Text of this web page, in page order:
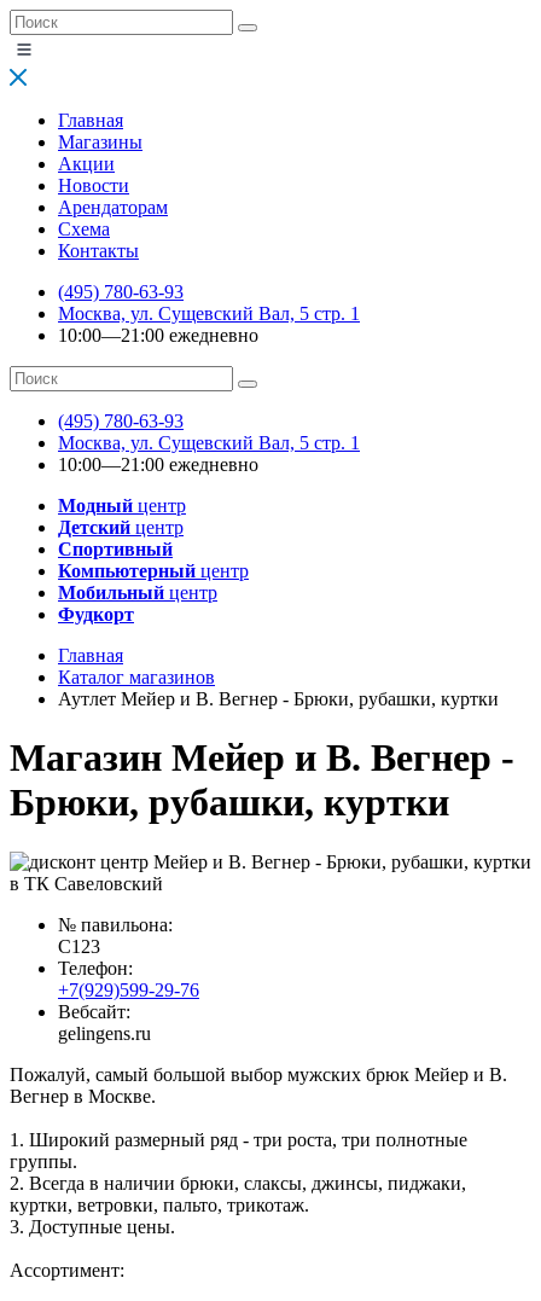
Главная
Магазины
Акции
Новости
Арендаторам
Схема
Контакты
(495) 780-63-93
Москва, ул. Сущевский Вал, 5 стр. 1
10:00—21:00 ежедневно
(495) 780-63-93
Москва, ул. Сущевский Вал, 5 стр. 1
10:00—21:00 ежедневно
Модный центр
Детский центр
Спортивный
Компьютерный центр
Мобильный центр
Фудкорт
Главная
Каталог магазинов
Аутлет Мейер и В. Вегнер - Брюки, рубашки, куртки
Магазин Мейер и В. Вегнер -
Брюки, рубашки, куртки
№ павильона:
C123
Телефон:
+7(929)599-29-76
Вебсайт:
gelingens.ru
Пожалуй, самый большой выбор мужских брюк Мейер и В.
Вегнер в Москве.
1. Широкий размерный ряд - три роста, три полнотные
группы.
2. Всегда в наличии брюки, слаксы, джинсы, пиджаки,
куртки, ветровки, пальто, трикотаж.
3. Доступные цены.
Ассортимент: